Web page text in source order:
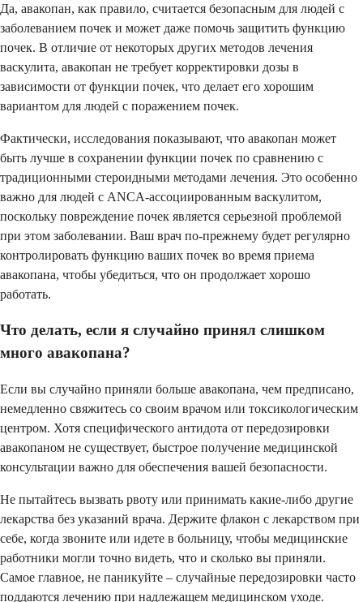
Да, авакопан, как правило, считается безопасным для людей с
заболеванием почек и может даже помочь защитить функцию
почек. В отличие от некоторых других методов лечения
васкулита, авакопан не требует корректировки дозы в
зависимости от функции почек, что делает его хорошим
вариантом для людей с поражением почек.
Фактически, исследования показывают, что авакопан может
быть лучше в сохранении функции почек по сравнению с
традиционными стероидными методами лечения. Это особенно
важно для людей с ANCA-ассоциированным васкулитом,
поскольку повреждение почек является серьезной проблемой
при этом заболевании. Ваш врач по-прежнему будет регулярно
контролировать функцию ваших почек во время приема
авакопана, чтобы убедиться, что он продолжает хорошо
работать.
Что делать, если я случайно принял слишком
много авакопана?
Если вы случайно приняли больше авакопана, чем предписано,
немедленно свяжитесь со своим врачом или токсикологическим
центром. Хотя специфического антидота от передозировки
авакопаном не существует, быстрое получение медицинской
консультации важно для обеспечения вашей безопасности.
Не пытайтесь вызвать рвоту или принимать какие-либо другие
лекарства без указаний врача. Держите флакон с лекарством при
себе, когда звоните или идете в больницу, чтобы медицинские
работники могли точно видеть, что и сколько вы приняли.
Самое главное, не паникуйте – случайные передозировки часто
поддаются лечению при надлежащем медицинском уходе.